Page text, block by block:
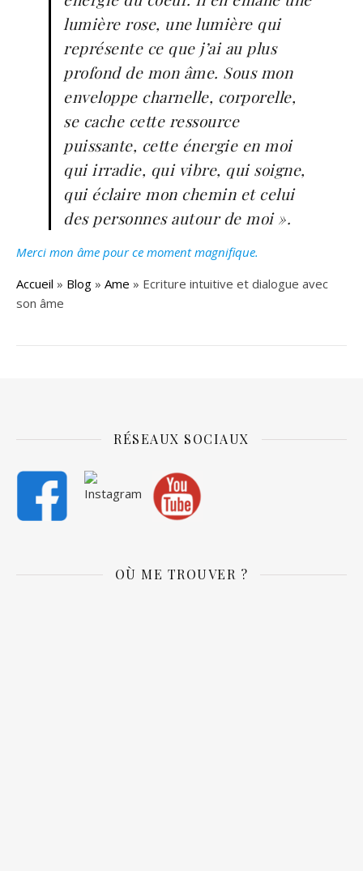
lumière rose, une lumière qui
représente ce que j’ai au plus
profond de mon âme. Sous mon
enveloppe charnelle, corporelle,
se cache cette ressource
puissante, cette énergie en moi
qui irradie, qui vibre, qui soigne,
qui éclaire mon chemin et celui
des personnes autour de moi ».
Merci mon âme pour ce moment magnifique.
Accueil » Blog » Ame » Ecriture intuitive et dialogue avec
son âme
RÉSEAUX SOCIAUX
OÙ ME TROUVER ?